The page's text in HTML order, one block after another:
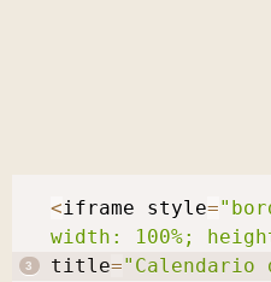
<iframe style=
width: 100%;
title="Calendario